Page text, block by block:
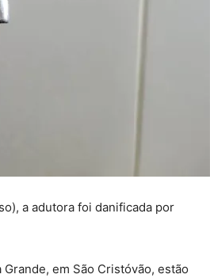
a adutora foi danificada por
em São Cristóvão, estão